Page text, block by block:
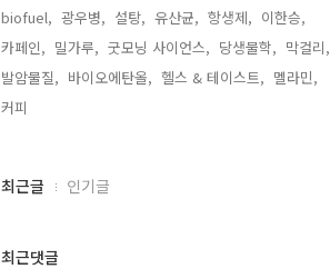
biofuel, 광우병, 설탕, 유산균, 항생제, 이한승,
카페인, 밀가루, 굿모닝 사이언스, 당생물학, 막걸리,
발암물질, 바이오에탄올, 헬스 & 테이스트, 멜라민,
커피,
최
과
최근글 인기글
최근댓글